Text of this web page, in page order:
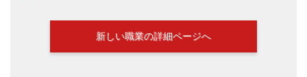
新しい職業の詳細ページへ